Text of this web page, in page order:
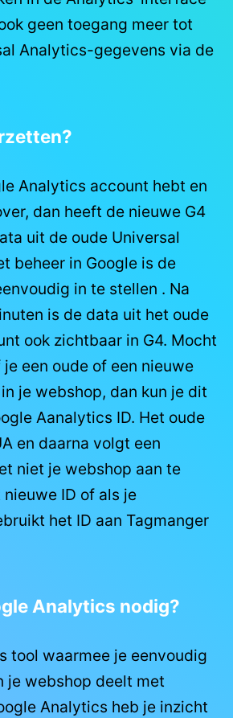
geen toegang meer tot
Analytics-gegevens via de
Analytics account hebt en
dan heeft de nieuwe G4
uit de oude Universal
beheer in Google is de
in te stellen . Na
is de data uit het oude
ook zichtbaar in G4. Mocht
een oude of een nieuwe
je webshop, dan kun je dit
Aanalytics ID. Het oude
en daarna volgt een
niet je webshop aan te
ID of als je
het ID aan Tagmanger
Analytics nodig?
tool waarmee je eenvoudig
je webshop deelt met
Analytics heb je inzicht